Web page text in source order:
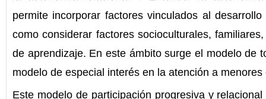
permite incorporar factores vinculados al
como considerar factores socioculturales,
de aprendizaje. En este ámbito surge el modelo de
modelo de especial interés en la atención a
Este modelo de participación progresiva y